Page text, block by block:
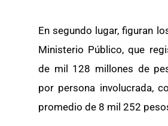
En segundo lugar, figuran
Ministerio Público, que
de mil 128 millones de
por persona involucrada,
promedio de 8 mil 252